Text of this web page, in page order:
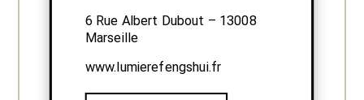
6 Rue Albert Dubout – 13008
Marseille
www.lumierefengshui.fr